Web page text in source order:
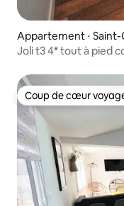
Appartement ⋅
Joli t3 4* tout à pied
Coup de cœur
Coup de cœur